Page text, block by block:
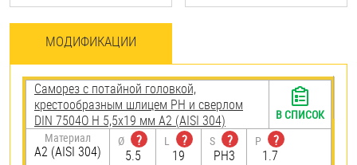
МОДИФИКАЦИИ
Саморез с потайной головкой,
крестообразным шлицем PH и сверлом
DIN 7504O H 5,5х19 мм А2 (AISI 304)
Материал
А2 (AISI 304)
Ø
?
5.5
L
?
19
S
?
PH3
P
?
1.7
В СПИСОК